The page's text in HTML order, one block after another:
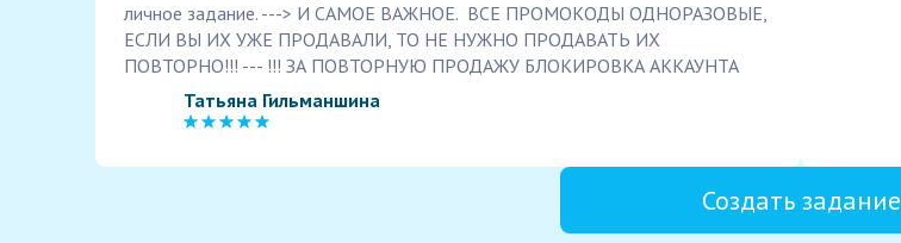
личное задание. ---> И САМОЕ ВАЖНОЕ. ВСЕ ПРОМОКОДЫ ОДНОРАЗОВЫЕ,
ЕСЛИ ВЫ ИХ УЖЕ ПРОДАВАЛИ, ТО НЕ НУЖНО ПРОДАВАТЬ ИХ
ПОВТОРНО!!! --- !!! ЗА ПОВТОРНУЮ ПРОДАЖУ БЛОКИРОВКА АККАУНТА
Татьяна Гильманшина
Создать задание